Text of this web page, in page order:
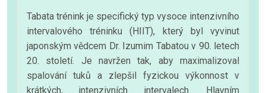
Tabata trénink je specifický typ vysoce intenzivního
intervalového tréninku (HIIT), který byl vyvinut
japonským vědcem Dr. Izumim Tabatou v 90. letech
20. století. Je navržen tak, aby maximalizoval
spalování tuků a zlepšil fyzickou výkonnost v
krátkých, intenzivních intervalech. Hlavním